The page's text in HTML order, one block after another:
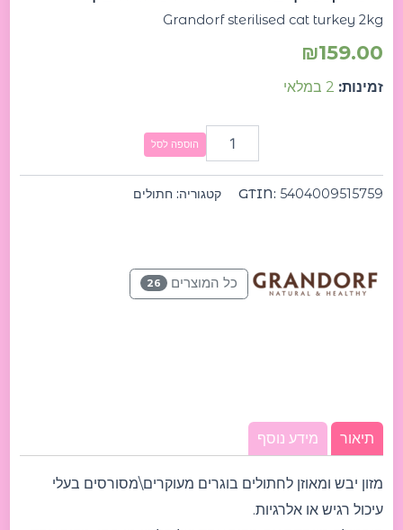
Grandorf sterilised cat turkey 2kg
₪159.00
זמינות: 2 במלאי
הוספה לסל
GTIN: 5404009515759 קטגוריה: חתולים
כל המוצרים 26
תיאור מידע נוסף
מזון יבש ומאוזן לחתולים בוגרים מעוקרים\מסורסים בעלי
עיכול רגיש או אלרגיות.